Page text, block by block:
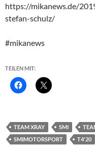
https://mikanews.de/
stefan-schulz/
#mikanews
TEILEN MIT:
TEAM XRAY SMI
SMIMOTORSPORT
T4'20